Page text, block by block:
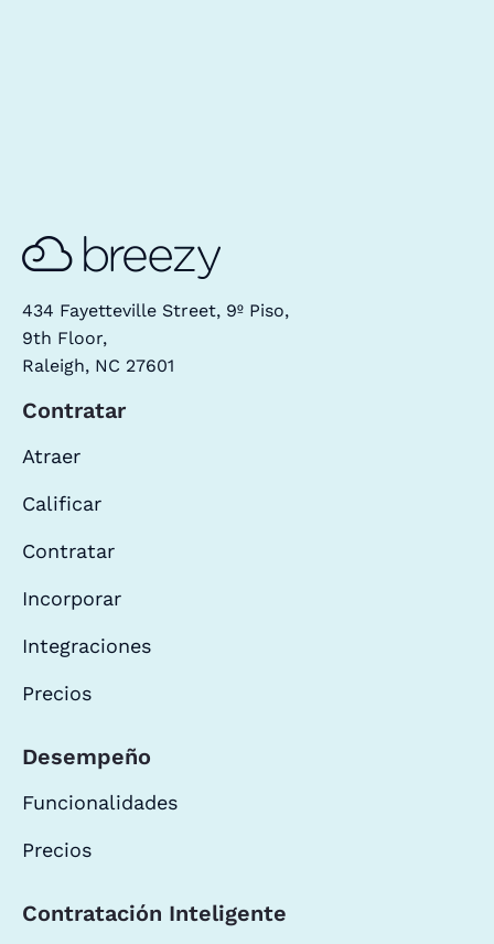
434 Fayetteville Street, 9º Piso,
9th Floor,
Raleigh, NC 27601
Contratar
Atraer
Calificar
Contratar
Incorporar
Integraciones
Precios
Desempeño
Funcionalidades
Precios
Contratación Inteligente